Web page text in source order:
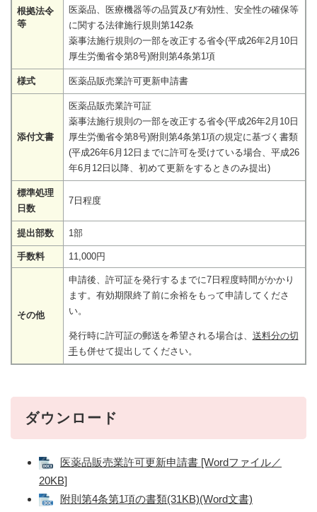
根拠法令
等
医薬品、医療機器等の品質及び有効性、安全性の確保等
に関する法律施行規則第142条
薬事法施行規則の一部を改正する省令(平成26年2月10日
厚生労働省令第8号)附則第4条第1項
様式 医薬品販売業許可更新申請書
添付文書
医薬品販売業許可証
薬事法施行規則の一部を改正する省令(平成26年2月10日
厚生労働省令第8号)附則第4条第1項の規定に基づく書類
(平成26年6月12日までに許可を受けている場合、平成26
年6月12日以降、初めて更新をするときのみ提出)
標準処理
日数
7日程度
提出部数 1部
手数料 11,000円
その他
申請後、許可証を発行するまでに7日程度時間がかかり
ます。有効期限終了前に余裕をもって申請してくださ
い。
発行時に許可証の郵送を希望される場合は、 送料分の切
手も併せて提出してください。
ダウンロード
医薬品販売業許可更新申請書 [Wordファイル／
20KB]
附則第4条第1項の書類(31KB)(Word文書)